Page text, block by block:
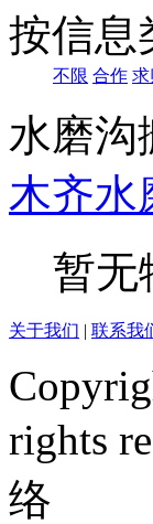
按信息
不限 合作 求
水磨沟
木齐水
暂无
关于我们 | 联系我
rights
络